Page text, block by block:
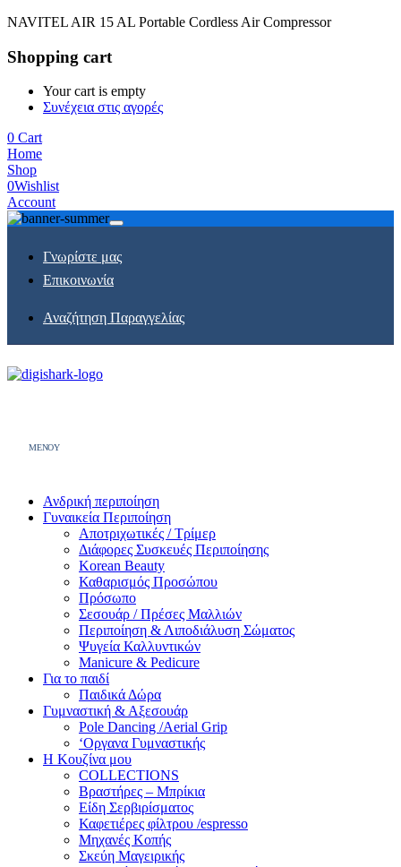
NAVITEL AIR 15 AL Portable Cordless Air Compressor
Shopping cart
Your cart is empty
Συνέχεια στις αγορές
0 Cart
Home
Shop
0Wishlist
Account
Γνωρίστε μας
Επικοινωνία
Αναζήτηση Παραγγελίας
MENOY
Ανδρική περιποίηση
Γυναικεία Περιποίηση
Αποτριχωτικές / Τρίμερ
Διάφορες Συσκευές Περιποίησης
Korean Beauty
Καθαρισμός Προσώπου
Πρόσωπο
Σεσουάρ / Πρέσες Μαλλιών
Περιποίηση & Λιποδιάλυση Σώματος
Ψυγεία Καλλυντικών
Manicure & Pedicure
Για το παιδί
Παιδικά Δώρα
Γυμναστική & Αξεσουάρ
Pole Dancing /Aerial Grip
‘Οργανα Γυμναστικής
Η Κουζίνα μου
COLLECTIONS
Βραστήρες – Μπρίκια
Είδη Σερβιρίσματος
Καφετιέρες φίλτρου /espresso
Μηχανές Κοπής
Σκεύη Μαγειρικής